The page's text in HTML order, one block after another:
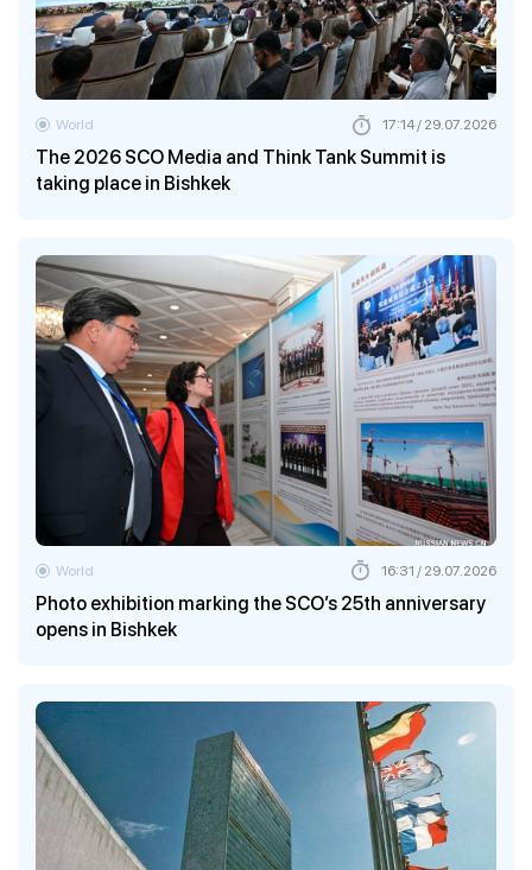
The 2026 SCO Media and Think Tank Summit is
taking place in Bishkek
World 17:14 / 29.07.2026
Photo exhibition marking the SCO’s 25th anniversary
opens in Bishkek
World 16:31 / 29.07.2026